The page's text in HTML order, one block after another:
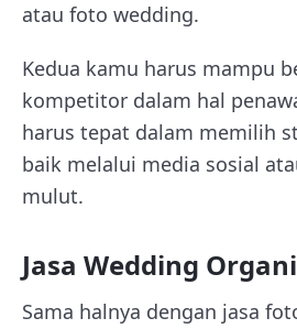
atau foto wedding.
Kedua kamu harus mampu
kompetitor dalam hal
harus tepat dalam memilih
baik melalui media sosial
mulut.
Jasa Wedding
Sama halnya dengan jasa